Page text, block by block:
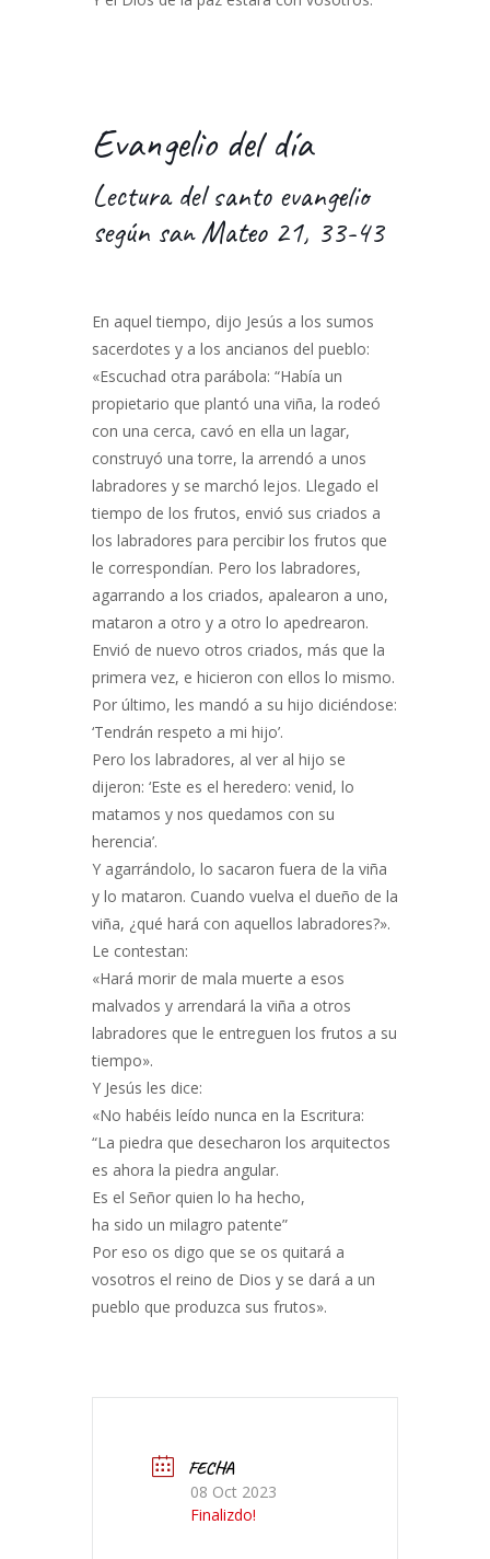
Evangelio del día
Lectura del santo evangelio
según san Mateo 21, 33-43
En aquel tiempo, dijo Jesús a los sumos
sacerdotes y a los ancianos del pueblo:
«Escuchad otra parábola: “Había un
propietario que plantó una viña, la rodeó
con una cerca, cavó en ella un lagar,
construyó una torre, la arrendó a unos
labradores y se marchó lejos. Llegado el
tiempo de los frutos, envió sus criados a
los labradores para percibir los frutos que
le correspondían. Pero los labradores,
agarrando a los criados, apalearon a uno,
mataron a otro y a otro lo apedrearon.
Envió de nuevo otros criados, más que la
primera vez, e hicieron con ellos lo mismo.
Por último, les mandó a su hijo diciéndose:
‘Tendrán respeto a mi hijo’.
Pero los labradores, al ver al hijo se
dijeron: ‘Este es el heredero: venid, lo
matamos y nos quedamos con su
herencia’.
Y agarrándolo, lo sacaron fuera de la viña
y lo mataron. Cuando vuelva el dueño de la
viña, ¿qué hará con aquellos labradores?».
Le contestan:
«Hará morir de mala muerte a esos
malvados y arrendará la viña a otros
labradores que le entreguen los frutos a su
tiempo».
Y Jesús les dice:
«No habéis leído nunca en la Escritura:
“La piedra que desecharon los arquitectos
es ahora la piedra angular.
Es el Señor quien lo ha hecho,
ha sido un milagro patente”
Por eso os digo que se os quitará a
vosotros el reino de Dios y se dará a un
pueblo que produzca sus frutos».
FECHA
08 Oct 2023
Finalizdo!